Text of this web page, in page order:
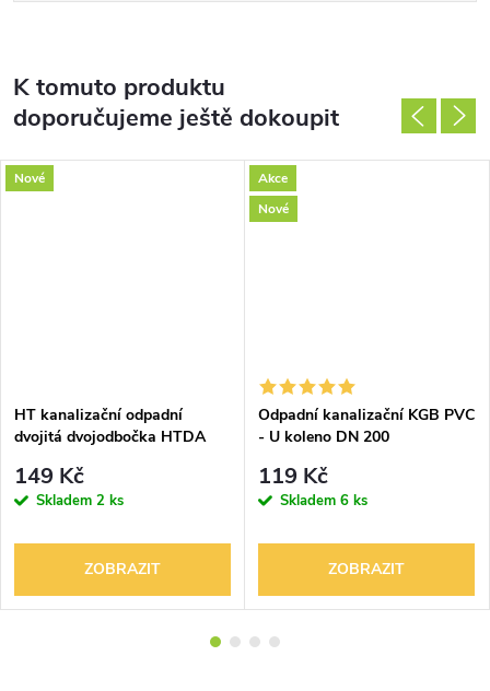
K tomuto produktu
doporučujeme ještě dokoupit
Nové
HT kanalizační odpadní
dvojitá dvojodbočka HTDA
149 Kč
Skladem 2 ks
ZOBRAZIT
Akce
Nové
Odpadní kanalizační KGB PVC
- U koleno DN 200
119 Kč
Skladem 6 ks
ZOBRAZIT